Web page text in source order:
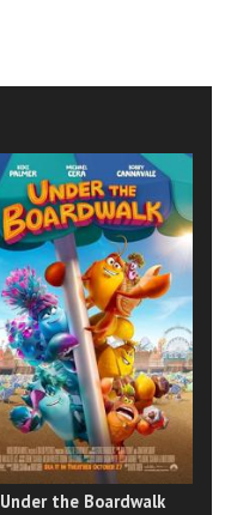
Under the Boardwalk